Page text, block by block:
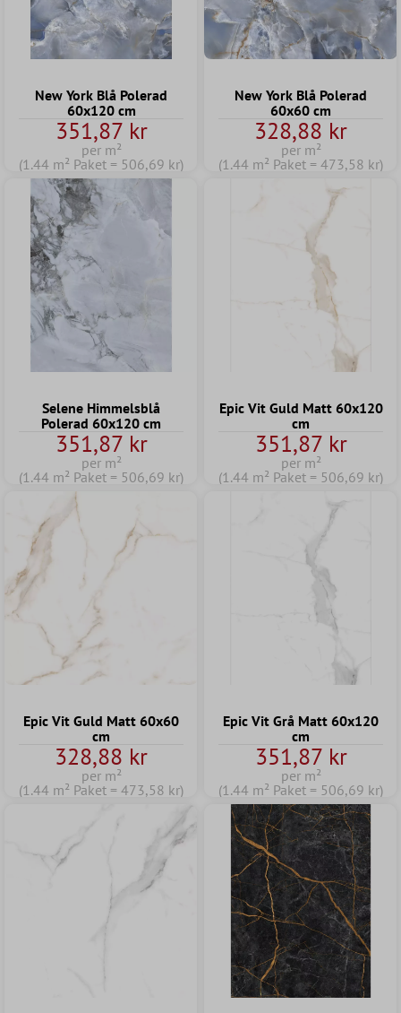
New York Blå Polerad
60x120 cm
351,87 kr
per m²
(1.44 m² Paket = 506,69 kr)
New York Blå Polerad
60x60 cm
328,88 kr
per m²
(1.44 m² Paket = 473,58 kr)
Selene Himmelsblå
Polerad 60x120 cm
351,87 kr
per m²
(1.44 m² Paket = 506,69 kr)
Epic Vit Guld Matt 60x120
cm
351,87 kr
per m²
(1.44 m² Paket = 506,69 kr)
Epic Vit Guld Matt 60x60
cm
328,88 kr
per m²
(1.44 m² Paket = 473,58 kr)
Epic Vit Grå Matt 60x120
cm
351,87 kr
per m²
(1.44 m² Paket = 506,69 kr)